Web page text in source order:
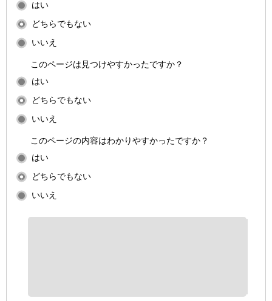
はい
どちらでもない
いいえ
このページは見つけやすかったですか？
はい
どちらでもない
いいえ
このページの内容はわかりやすかったですか？
はい
どちらでもない
いいえ